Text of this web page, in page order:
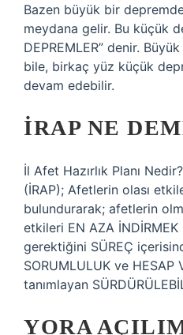
Bazen büyük bir
meydana gelir. Bu küçük
DEPREMLER” denir.
bile, birkaç yüz küçük
devam edebilir.
İRAP NE
İl Afet Hazırlık Planı
(İRAP); Afetlerin olası
bulundurarak; afetlerin
etkileri EN AZA
gerektiğini SÜREÇ
SORUMLULUK ve HESAP
tanımlayan
YORA